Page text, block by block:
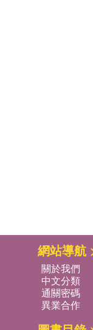
網站導航
關於我們
中文分類
通關密碼
異業合作